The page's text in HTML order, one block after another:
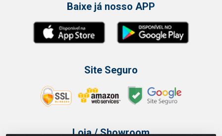
Baixe já nosso APP
Site Seguro
Loja / Showroom